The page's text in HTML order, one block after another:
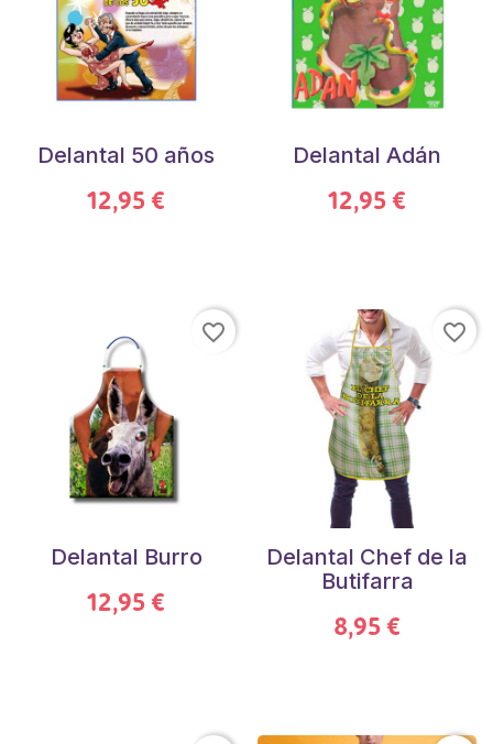
Delantal 50 años
12,95 €
Delantal Adán
12,95 €
Delantal Burro
12,95 €
favorite_border
Delantal Chef de la
Butifarra
8,95 €
favorite_border